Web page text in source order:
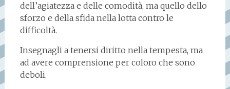
dell’agiatezza e delle comodità, ma quello dello
sforzo e della sfida nella lotta contro le
difficoltà.
Insegnagli a tenersi diritto nella tempesta, ma
ad avere comprensione per coloro che sono
deboli.